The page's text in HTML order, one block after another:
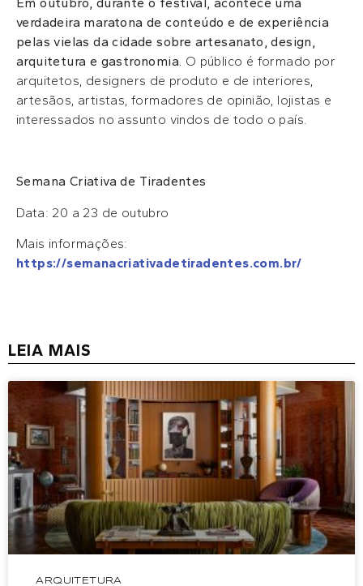
verdadeira maratona de conteúdo e de experiência
pelas vielas da cidade sobre artesanato, design,
arquitetura e gastronomia. O público é formado por
arquitetos, designers de produto e de interiores,
artesãos, artistas, formadores de opinião, lojistas e
interessados no assunto vindos de todo o país.
Semana Criativa de Tiradentes
Data: 20 a 23 de outubro
Mais informações:
https://semanacriativadetiradentes.com.br/
LEIA MAIS
ARQUITETURA